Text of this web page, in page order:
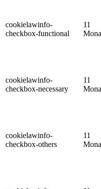
cookielawinfo-
checkbox-functional
11
cookielawinfo-
checkbox-necessary
11
cookielawinfo-
checkbox-others
11